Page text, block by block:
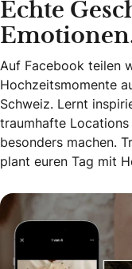
Echte
Auf Facebook teilen
Hochzeitsmomente
Schweiz. Lernt
traumhafte
besonders machen.
plant euren Tag mit
Echte Geschichten.